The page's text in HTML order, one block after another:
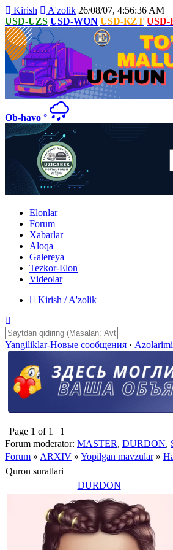
Kirish A'zolik 26/08/07, 4:56:36 AM
USD-UZS USD-WON USD-KZT USD-
Ob-havo °
Elonlar
Forum
Xabarlar
Aloqa
Galereya
Tezkor-Elon
Videolar
Kirish / A'zolik
Yangiliklar-Новые сообщения ·
Page 1 of 1 1
Forum moderator: MASTER, DURDON,
Forum » ARXIV » Yopilgan mavzular »
Quron suratlari
DURDON